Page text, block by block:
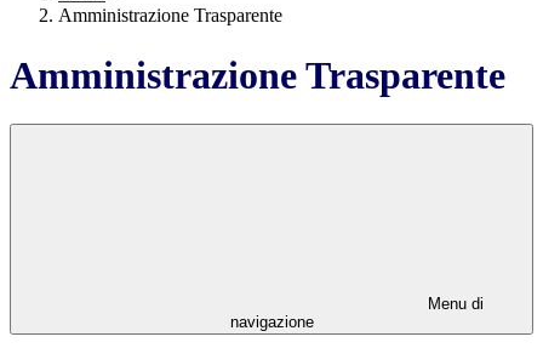
Amministrazione Trasparente
Amministrazione Trasparente
Menu di
navigazione